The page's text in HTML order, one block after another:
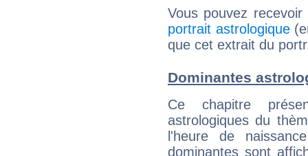
Vous pouvez
portrait astrologique
que cet extrait du
Dominantes
Ce chapitre
astrologiques du
l'heure de
dominantes sont